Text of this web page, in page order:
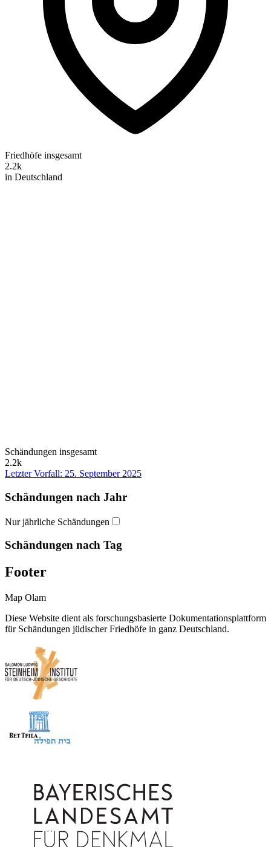
Friedhöfe insgesamt
2.2k
in Deutschland
Schändungen insgesamt
2.2k
Letzter Vorfall: 25. September 2025
Schändungen nach Jahr
Nur jährliche Schändungen
Schändungen nach Tag
Footer
Map Olam
Diese Website dient als forschungsbasierte Dokumentationsplattform
für Schändungen jüdischer Friedhöfe in ganz Deutschland.